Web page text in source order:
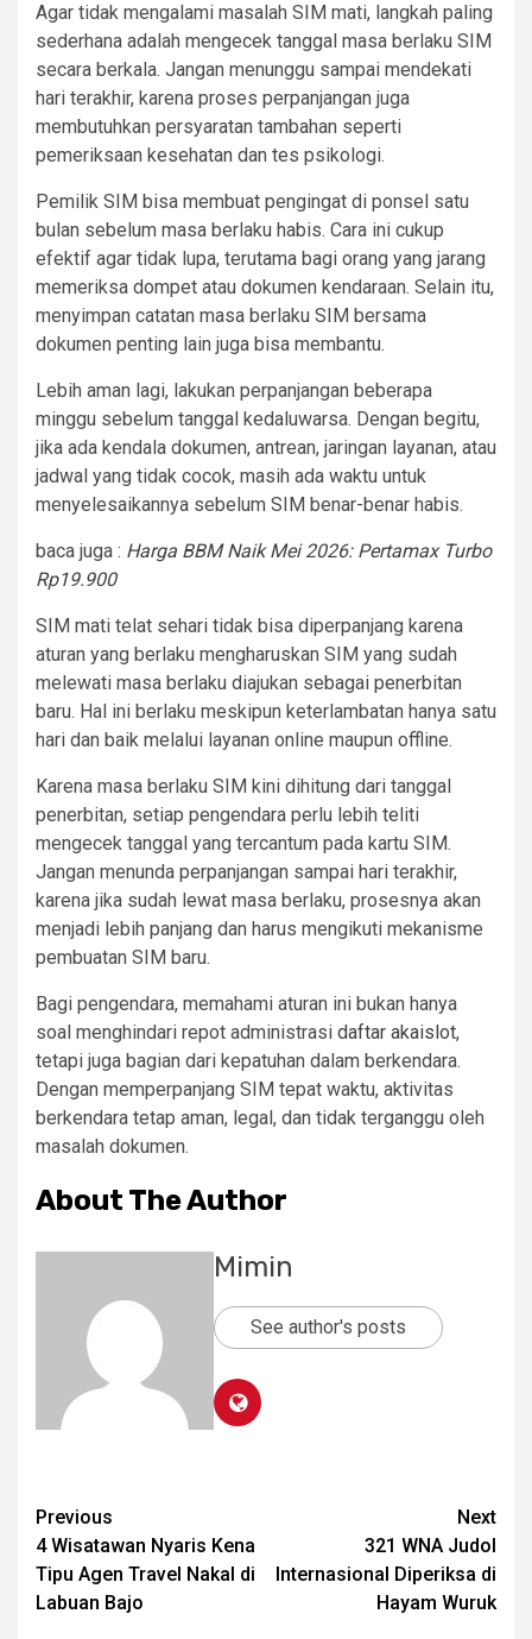
Agar tidak mengalami masalah SIM mati, langkah paling
sederhana adalah mengecek tanggal masa berlaku SIM
secara berkala. Jangan menunggu sampai mendekati
hari terakhir, karena proses perpanjangan juga
membutuhkan persyaratan tambahan seperti
pemeriksaan kesehatan dan tes psikologi.
Pemilik SIM bisa membuat pengingat di ponsel satu
bulan sebelum masa berlaku habis. Cara ini cukup
efektif agar tidak lupa, terutama bagi orang yang jarang
memeriksa dompet atau dokumen kendaraan. Selain itu,
menyimpan catatan masa berlaku SIM bersama
dokumen penting lain juga bisa membantu.
Lebih aman lagi, lakukan perpanjangan beberapa
minggu sebelum tanggal kedaluwarsa. Dengan begitu,
jika ada kendala dokumen, antrean, jaringan layanan, atau
jadwal yang tidak cocok, masih ada waktu untuk
menyelesaikannya sebelum SIM benar-benar habis.
baca juga : Harga BBM Naik Mei 2026: Pertamax Turbo
Rp19.900
SIM mati telat sehari tidak bisa diperpanjang karena
aturan yang berlaku mengharuskan SIM yang sudah
melewati masa berlaku diajukan sebagai penerbitan
baru. Hal ini berlaku meskipun keterlambatan hanya satu
hari dan baik melalui layanan online maupun offline.
Karena masa berlaku SIM kini dihitung dari tanggal
penerbitan, setiap pengendara perlu lebih teliti
mengecek tanggal yang tercantum pada kartu SIM.
Jangan menunda perpanjangan sampai hari terakhir,
karena jika sudah lewat masa berlaku, prosesnya akan
menjadi lebih panjang dan harus mengikuti mekanisme
pembuatan SIM baru.
Bagi pengendara, memahami aturan ini bukan hanya
soal menghindari repot administrasi daftar akaislot,
tetapi juga bagian dari kepatuhan dalam berkendara.
Dengan memperpanjang SIM tepat waktu, aktivitas
berkendara tetap aman, legal, dan tidak terganggu oleh
masalah dokumen.
About The Author
Mimin
See author's posts
Post
navigation
Previous
4 Wisatawan Nyaris Kena
Tipu Agen Travel Nakal di
Labuan Bajo
Next
321 WNA Judol
Internasional Diperiksa di
Hayam Wuruk